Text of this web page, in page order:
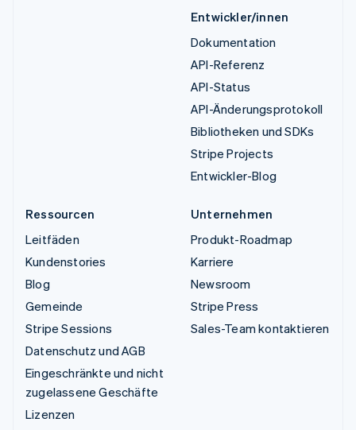
Entwickler/innen
Dokumentation
API-Referenz
API-Status
API-Änderungsprotokoll
Bibliotheken und SDKs
Stripe Projects
Entwickler-Blog
Ressourcen
Leitfäden
Kundenstories
Blog
Gemeinde
Stripe Sessions
Datenschutz und AGB
Eingeschränkte und nicht
zugelassene Geschäfte
Lizenzen
Unternehmen
Produkt-Roadmap
Karriere
Newsroom
Stripe Press
Sales-Team kontaktieren